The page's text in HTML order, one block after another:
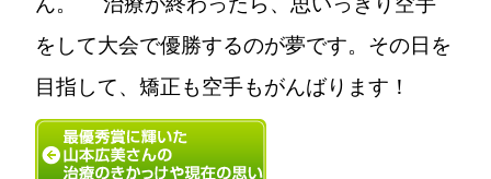
をして大会で優勝するのが夢です。その日を
目指して、矯正も空手もがんばります！